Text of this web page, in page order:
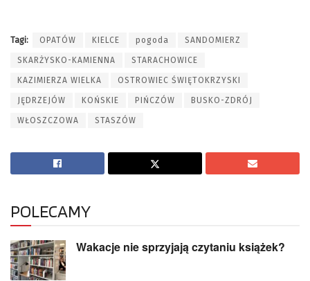
Tagi: OPATÓW KIELCE pogoda SANDOMIERZ
SKARŻYSKO-KAMIENNA STARACHOWICE
KAZIMIERZA WIELKA OSTROWIEC ŚWIĘTOKRZYSKI
JĘDRZEJÓW KOŃSKIE PIŃCZÓW BUSKO-ZDRÓJ
WŁOSZCZOWA STASZÓW
POLECAMY
Wakacje nie sprzyjają czytaniu książek?